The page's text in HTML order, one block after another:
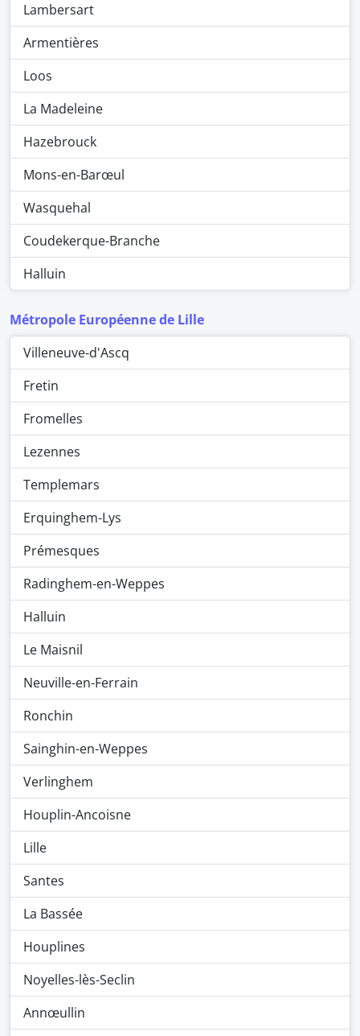
Lambersart
Armentières
Loos
La Madeleine
Hazebrouck
Mons-en-Barœul
Wasquehal
Coudekerque-Branche
Halluin
Métropole Européenne de Lille
Villeneuve-d'Ascq
Fretin
Fromelles
Lezennes
Templemars
Erquinghem-Lys
Prémesques
Radinghem-en-Weppes
Halluin
Le Maisnil
Neuville-en-Ferrain
Ronchin
Sainghin-en-Weppes
Verlinghem
Houplin-Ancoisne
Lille
Santes
La Bassée
Houplines
Noyelles-lès-Seclin
Annœullin